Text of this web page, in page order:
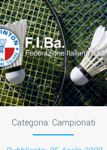
Categoria: Campionati
AIRBADMINTON
TAPPE REGIONALI
PICKLEBALL
CLASSIFICHE